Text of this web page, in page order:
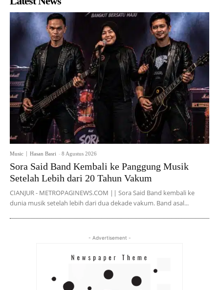
Music Hasan Basri - 8 Agustus 2026
Sora Said Band Kembali ke Panggung Musik
Setelah Lebih dari 20 Tahun Vakum
CIANJUR - METROPAGINEWS.COM || Sora Said Band kembali ke
dunia musik setelah lebih dari dua dekade vakum. Band asal...
- Advertisement -